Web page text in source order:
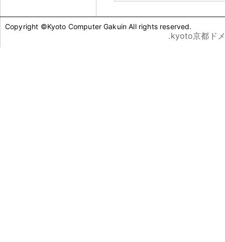
Copyright ©Kyoto Computer Gakuin All rights reserved.
.kyoto京都ド